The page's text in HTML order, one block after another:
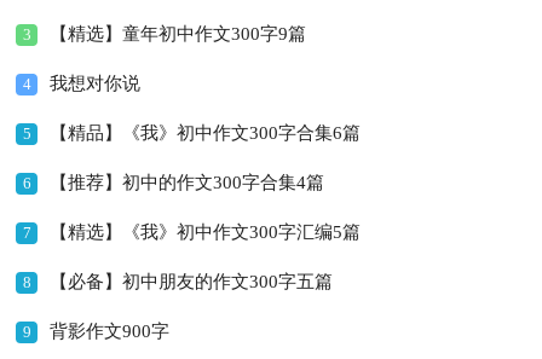
3 【精选】童年初中作文300字9篇
4 我想对你说
5 【精品】《我》初中作文300字合集6篇
6 【推荐】初中的作文300字合集4篇
7 【精选】《我》初中作文300字汇编5篇
8 【必备】初中朋友的作文300字五篇
9 背影作文900字